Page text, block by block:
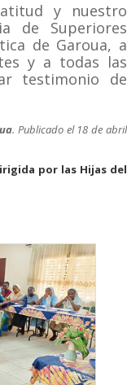
y nuestro
de Superiores
de Garoua, a
y a todas las
testimonio de
. Publicado el 18 de abril
por las Hijas del